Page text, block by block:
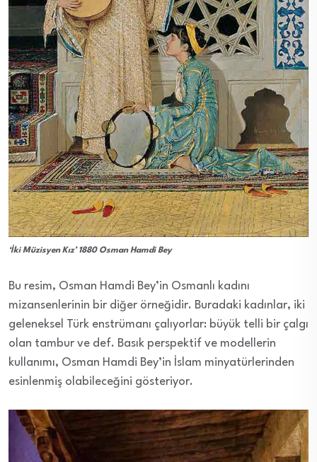
‘İki Müzisyen Kız’ 1880 Osman Hamdi Bey
Bu resim, Osman Hamdi Bey’in Osmanlı kadını
mizansenlerinin bir diğer örneğidir. Buradaki kadınlar, iki
geleneksel Türk enstrümanı çalıyorlar: büyük telli bir çalgı
olan tambur ve def. Basık perspektif ve modellerin
kullanımı, Osman Hamdi Bey’in İslam minyatürlerinden
esinlenmiş olabileceğini gösteriyor.